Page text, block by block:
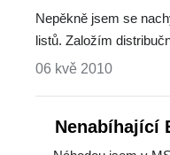
Nepěkně jsem se
listů. Založím
06 kvě 2010
Nenabíhající